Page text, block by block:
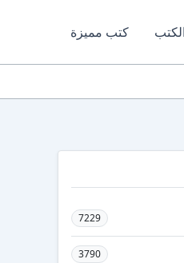
كتب مميزة
7229
3790